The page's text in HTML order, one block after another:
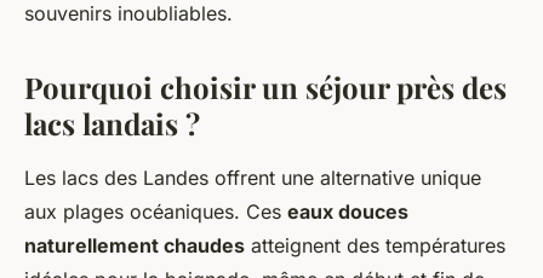
souvenirs inoubliables.
Pourquoi choisir un séjour près des
lacs landais ?
Les lacs des Landes offrent une alternative unique
aux plages océaniques. Ces eaux douces
naturellement chaudes atteignent des températures